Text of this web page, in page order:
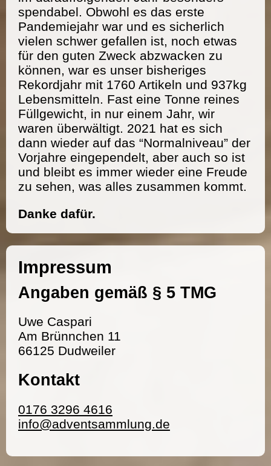
spendabel. Obwohl es das erste
Pandemiejahr war und es sicherlich
vielen schwer gefallen ist, noch etwas
für den guten Zweck abzwacken zu
können, war es unser bisheriges
Rekordjahr mit 1760 Artikeln und 937kg
Lebensmitteln. Fast eine Tonne reines
Füllgewicht, in nur einem Jahr, wir
waren überwältigt. 2021 hat es sich
dann wieder auf das “Normalniveau” der
Vorjahre eingependelt, aber auch so ist
und bleibt es immer wieder eine Freude
zu sehen, was alles zusammen kommt.
Danke dafür.
Impressum
Angaben gemäß § 5 TMG
Uwe Caspari
Am Brünnchen 11
66125 Dudweiler
Kontakt
0176 3296 4616
info@adventsammlung.de